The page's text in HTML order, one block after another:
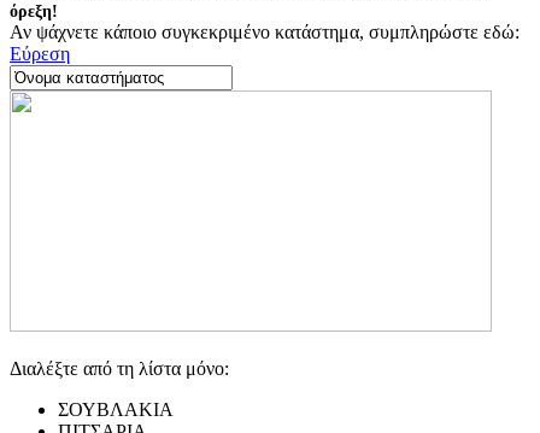
όρεξη!
Αν ψάχνετε κάποιο συγκεκριμένο κατάστημα, συμπληρώστε εδώ:
Εύρεση
Διαλέξτε από τη λίστα μόνο:
ΣΟΥΒΛΑΚΙΑ